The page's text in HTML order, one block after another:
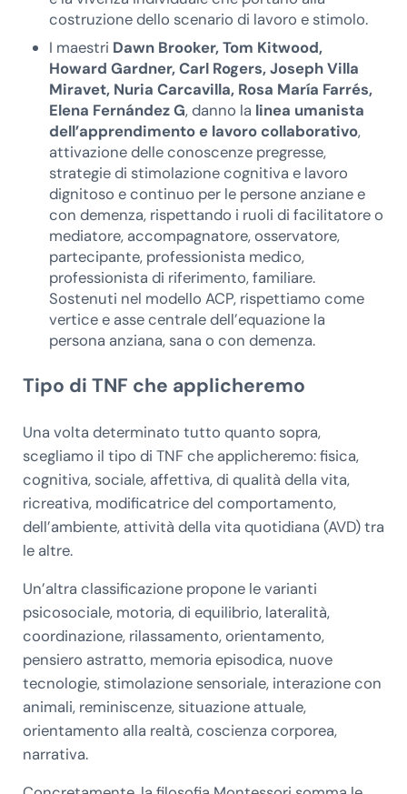
costruzione dello scenario di lavoro e stimolo.
I maestri Dawn Brooker, Tom Kitwood,
Howard Gardner, Carl Rogers, Joseph Villa
Miravet, Nuria Carcavilla, Rosa María Farrés,
Elena Fernández G, danno la linea umanista
dell’apprendimento e lavoro collaborativo,
attivazione delle conoscenze pregresse,
strategie di stimolazione cognitiva e lavoro
dignitoso e continuo per le persone anziane e
con demenza, rispettando i ruoli di facilitatore o
mediatore, accompagnatore, osservatore,
partecipante, professionista medico,
professionista di riferimento, familiare.
Sostenuti nel modello ACP, rispettiamo come
vertice e asse centrale dell’equazione la
persona anziana, sana o con demenza.
Tipo di TNF che applicheremo
Una volta determinato tutto quanto sopra,
scegliamo il tipo di TNF che applicheremo: fisica,
cognitiva, sociale, affettiva, di qualità della vita,
ricreativa, modificatrice del comportamento,
dell’ambiente, attività della vita quotidiana (AVD) tra
le altre.
Un’altra classificazione propone le varianti
psicosociale, motoria, di equilibrio, lateralità,
coordinazione, rilassamento, orientamento,
pensiero astratto, memoria episodica, nuove
tecnologie, stimolazione sensoriale, interazione con
animali, reminiscenze, situazione attuale,
orientamento alla realtà, coscienza corporea,
narrativa.